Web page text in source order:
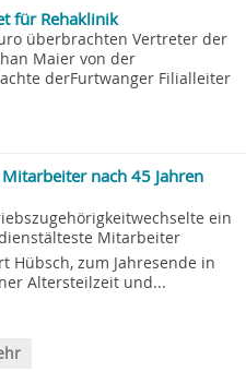
für Rehaklinik
überbrachten Vertreter der
Maier von der
derFurtwanger Filialleiter
nach 45 Jahren
ein
dienstälteste Mitarbeiter
Hübsch, zum Jahresende in
Altersteilzeit und...